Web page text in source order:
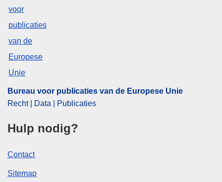
Bureau voor publicaties van de Europese Unie
Recht | Data | Publicaties
Hulp nodig?
Contact
Sitemap